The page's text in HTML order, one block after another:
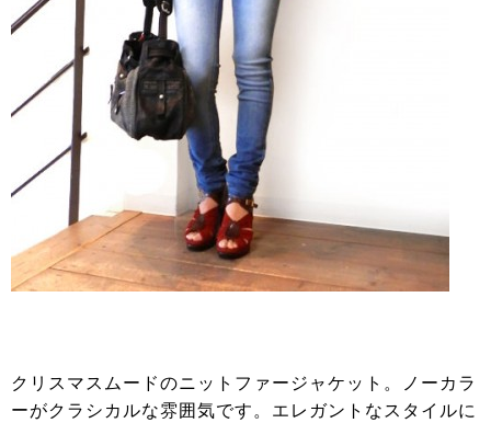
クリスマスムードのニットファージャケット。ノーカラ
ーがクラシカルな雰囲気です。エレガントなスタイルに